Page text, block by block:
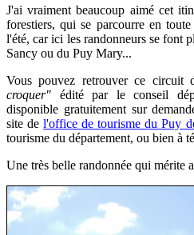
J'ai vraiment beaucoup aimé cet
forestiers, qui se parcourre en
l'été, car ici les randonneurs se font
Sancy ou du Puy Mary...
Vous pouvez retrouver ce circuit
croquer" édité par le conseil
disponible gratuitement sur
site del'office de tourisme du Puy
tourisme du département, ou bien à
Une très belle randonnée qui mérite